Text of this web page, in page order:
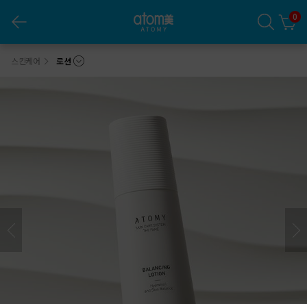
0
스킨케어 로션
애터미 더페임 밸런싱 로션 * 1ea(125ml)